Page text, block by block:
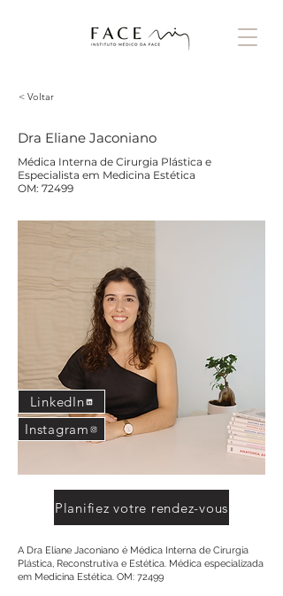
< Voltar
Dra Eliane Jaconiano
Médica Interna de Cirurgia Plástica e
Especialista em Medicina Estética
OM: 72499
LinkedIn
Instagram
Planifiez votre rendez-vous
A Dra Eliane Jaconiano é Médica Interna de Cirurgia
Plástica, Reconstrutiva e Estética. Médica especializada
em Medicina Estética. OM: 72499